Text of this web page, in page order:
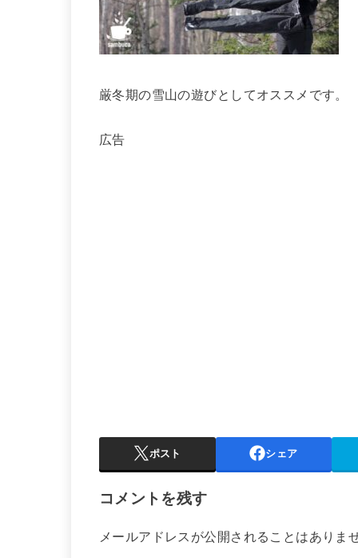
厳冬期の雪山の遊びとしてオススメです。
広告
ポスト シェア
コメントを残す
メールアドレスが公開されることはありま